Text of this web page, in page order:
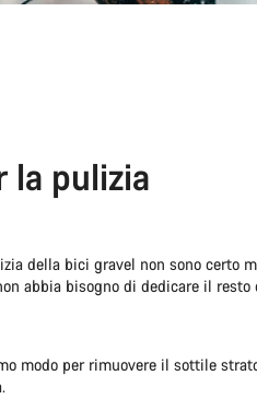
la pulizia
della bici gravel non sono certo
abbia bisogno di dedicare il
modo per rimuovere il sottile